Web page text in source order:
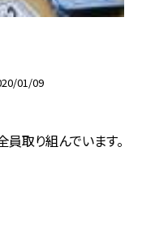
01/09
取り組んでいます。